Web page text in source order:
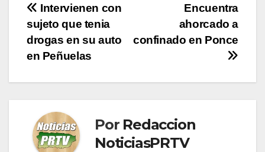
Navegación
de
entradas
Encuentra
ahorcado a
confinado en Ponce
Intervienen con
sujeto que tenia
drogas en su auto
en Peñuelas
Por Redaccion
NoticiasPRTV